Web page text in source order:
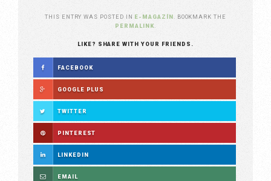
THIS ENTRY WAS POSTED IN E-MAGAZÍN . BOOKMARK THE
PERMALINK
LIKE? SHARE WITH YOUR FRIENDS.
FACEBOOK
GOOGLE PLUS
TWITTER
PINTEREST
LINKEDIN
EMAIL